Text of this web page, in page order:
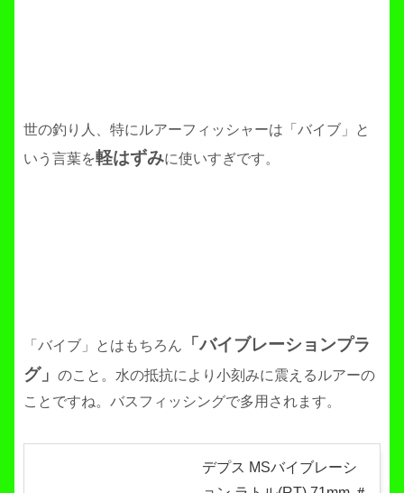
世の釣り人、特にルアーフィッシャーは「バイブ」と
いう言葉を軽はずみに使いすぎです。
「バイブ」とはもちろん
「バイブレーションプラ
グ」 のこと。水の抵抗により小刻みに震えるルアーの
ことですね。バスフィッシングで多用されます。
デプス MSバイブレーシ